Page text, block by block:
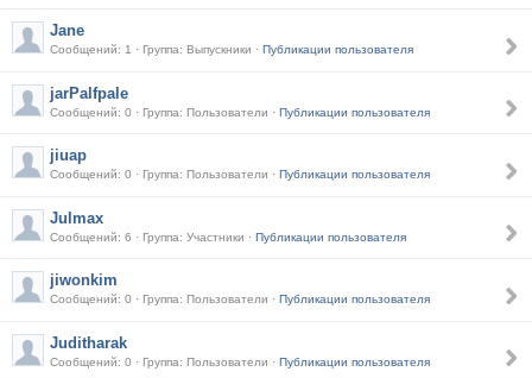
Jane
Сообщений: 1 · Группа: Выпускники · Публикации пользователя
jarPalfpale
Сообщений: 0 · Группа: Пользователи · Публикации пользователя
jiuap
Сообщений: 0 · Группа: Пользователи · Публикации пользователя
Julmax
Сообщений: 6 · Группа: Участники · Публикации пользователя
jiwonkim
Сообщений: 0 · Группа: Пользователи · Публикации пользователя
Juditharak
Сообщений: 0 · Группа: Пользователи · Публикации пользователя